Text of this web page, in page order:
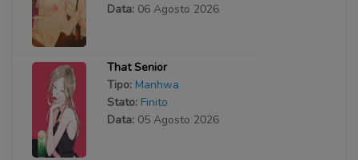
Data: 06 Agosto 2026
That Senior
Tipo: Manhwa
Stato: Finito
Data: 05 Agosto 2026